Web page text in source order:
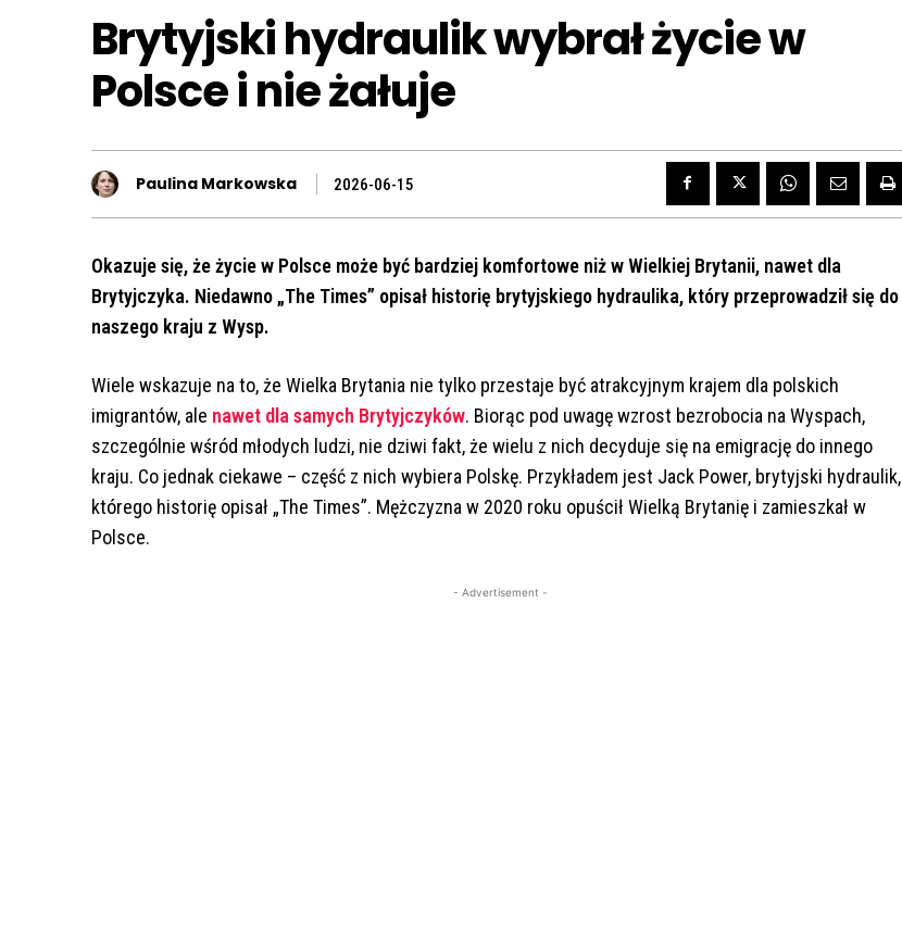
Brytyjski hydraulik wybrał życie w
Polsce i nie żałuje
Paulina Markowska 2026-06-15
Okazuje się, że życie w Polsce może być bardziej komfortowe niż w Wielkiej Brytanii, nawet dla
Brytyjczyka. Niedawno „The Times” opisał historię brytyjskiego hydraulika, który przeprowadził się do
naszego kraju z Wysp.
Wiele wskazuje na to, że Wielka Brytania nie tylko przestaje być atrakcyjnym krajem dla polskich
imigrantów, ale nawet dla samych Brytyjczyków. Biorąc pod uwagę wzrost bezrobocia na Wyspach,
szczególnie wśród młodych ludzi, nie dziwi fakt, że wielu z nich decyduje się na emigrację do innego
kraju. Co jednak ciekawe – część z nich wybiera Polskę. Przykładem jest Jack Power, brytyjski hydraulik,
którego historię opisał „The Times”. Mężczyzna w 2020 roku opuścił Wielką Brytanię i zamieszkał w
Polsce.
- Advertisement -